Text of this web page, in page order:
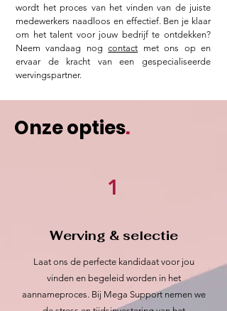
wordt het proces van het vinden van de juiste
medewerkers naadloos en effectief. Ben je klaar
om het talent voor jouw bedrijf te ontdekken?
Neem vandaag nogcontact met ons op en
ervaar de kracht van een gespecialiseerde
wervingspartner.
Onze opties.
1
Werving & selectie
Laat ons de perfecte kandidaat voor jou
vinden en begeleid worden in het
aannameproces. Bij Mega Support nemen we